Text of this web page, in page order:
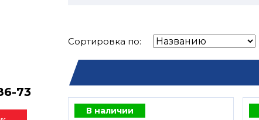
73
Сортировка по:
В наличии